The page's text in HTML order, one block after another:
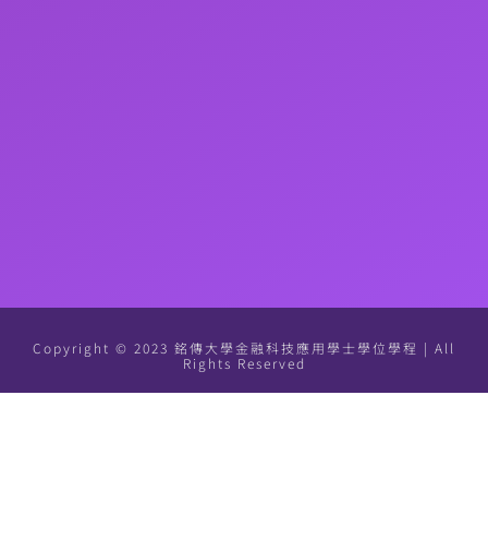
Copyright © 2023 銘傳大學金融科技應用學士學位學程 | All
Rights Reserved